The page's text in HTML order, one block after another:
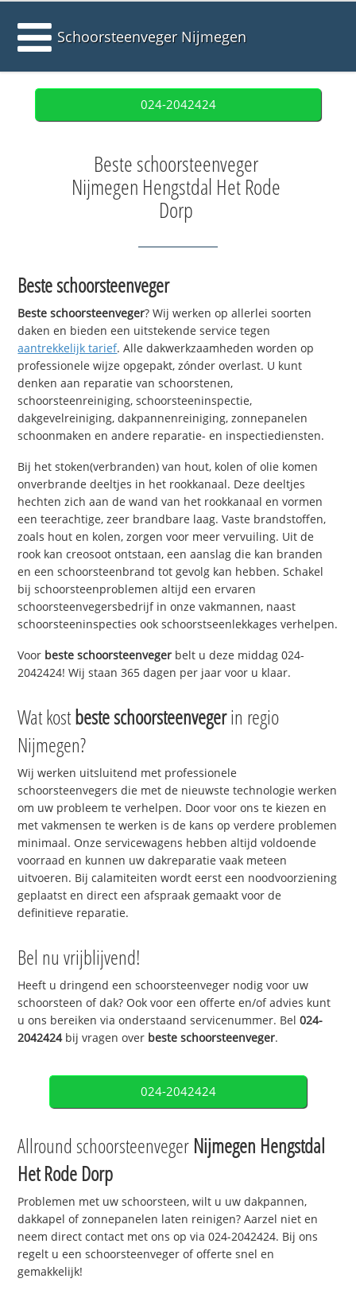
Schoorsteenveger Nijmegen
024-2042424
Beste schoorsteenveger
Nijmegen Hengstdal Het Rode
Dorp
Beste schoorsteenveger
Beste schoorsteenveger? Wij werken op allerlei soorten
daken en bieden een uitstekende service tegen
aantrekkelijk tarief. Alle dakwerkzaamheden worden op
professionele wijze opgepakt, zónder overlast. U kunt
denken aan reparatie van schoorstenen,
schoorsteenreiniging, schoorsteeninspectie,
dakgevelreiniging, dakpannenreiniging, zonnepanelen
schoonmaken en andere reparatie- en inspectiediensten.
Bij het stoken(verbranden) van hout, kolen of olie komen
onverbrande deeltjes in het rookkanaal. Deze deeltjes
hechten zich aan de wand van het rookkanaal en vormen
een teerachtige, zeer brandbare laag. Vaste brandstoffen,
zoals hout en kolen, zorgen voor meer vervuiling. Uit de
rook kan creosoot ontstaan, een aanslag die kan branden
en een schoorsteenbrand tot gevolg kan hebben. Schakel
bij schoorsteenproblemen altijd een ervaren
schoorsteenvegersbedrijf in onze vakmannen, naast
schoorsteeninspecties ook schoorstseenlekkages verhelpen.
Voor beste schoorsteenveger belt u deze middag 024-
2042424! Wij staan 365 dagen per jaar voor u klaar.
Wat kostbeste schoorsteenvegerin regio
Nijmegen?
Wij werken uitsluitend met professionele
schoorsteenvegers die met de nieuwste technologie werken
om uw probleem te verhelpen. Door voor ons te kiezen en
met vakmensen te werken is de kans op verdere problemen
minimaal. Onze servicewagens hebben altijd voldoende
voorraad en kunnen uw dakreparatie vaak meteen
uitvoeren. Bij calamiteiten wordt eerst een noodvoorziening
geplaatst en direct een afspraak gemaakt voor de
definitieve reparatie.
Bel nu vrijblijvend!
Heeft u dringend een schoorsteenveger nodig voor uw
schoorsteen of dak? Ook voor een offerte en/of advies kunt
u ons bereiken via onderstaand servicenummer. Bel024-
2042424bij vragen over beste schoorsteenveger.
024-2042424
Allround schoorsteenveger Nijmegen Hengstdal
Het Rode Dorp
Problemen met uw schoorsteen, wilt u uw dakpannen,
dakkapel of zonnepanelen laten reinigen? Aarzel niet en
neem direct contact met ons op via 024-2042424. Bij ons
regelt u een schoorsteenveger of offerte snel en
gemakkelijk!